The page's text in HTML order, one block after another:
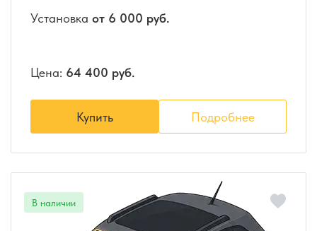
Установка от 6 000 руб.
Цена: 64 400 руб.
Купить Подробнее